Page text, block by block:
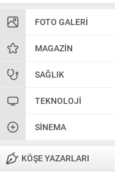
FOTO GALERI
MAGAZIN
SAĞLIK
TEKNOLOJI
SINEMA
KÖŞE YAZARLARI